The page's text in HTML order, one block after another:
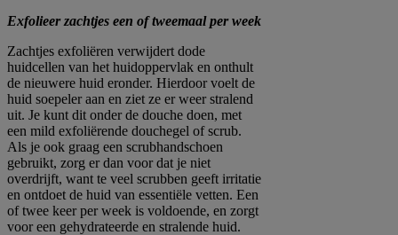
Exfolieer zachtjes een of tweemaal per week
Zachtjes exfoliëren verwijdert dode
huidcellen van het huidoppervlak en onthult
de nieuwere huid eronder. Hierdoor voelt de
huid soepeler aan en ziet ze er weer stralend
uit. Je kunt dit onder de douche doen, met
een mild exfoliërende douchegel of scrub.
Als je ook graag een scrubhandschoen
gebruikt, zorg er dan voor dat je niet
overdrijft, want te veel scrubben geeft irritatie
en ontdoet de huid van essentiële vetten. Een
of twee keer per week is voldoende, en zorgt
voor een gehydrateerde en stralende huid.